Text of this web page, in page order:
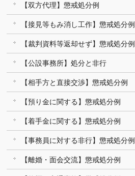
【双方代理】懲戒処分例
【接見等もみ消し工作】懲戒処分例
【裁判資料等返却せず】懲戒処分例
【公設事務所】処分と非行
【相手方と直接交渉】懲戒処分例
【預り金に関する】懲戒処分例
【着手金に関する】懲戒処分例
【事務員に対する非行】懲戒処分例
【離婚・面会交流】懲戒処分例